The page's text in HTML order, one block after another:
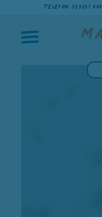
TELEFON 033237